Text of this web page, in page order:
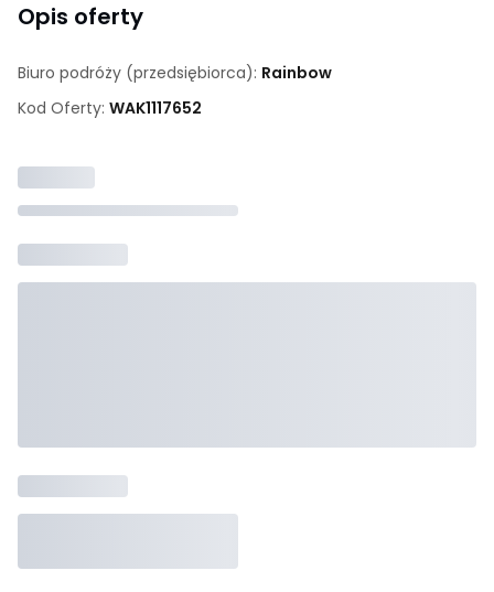
Opis oferty
Biuro podróży (przedsiębiorca): Rainbow
Kod Oferty: WAK1117652